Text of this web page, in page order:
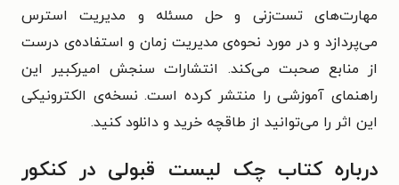
مهارت‌های تست‌زنی و حل مسئله و مدیریت استرس
می‌پردازد و در مورد نحوه‌ی مدیریت زمان و استفاده‌ی درست
از منابع صحبت می‌کند. انتشارات سنجش امیرکبیر این
راهنمای آموزشی را منتشر کرده است. نسخه‌ی الکترونیکی
این اثر را می‌توانید از طاقچه خرید و دانلود کنید.
درباره کتاب چک لیست قبولی در کنکور